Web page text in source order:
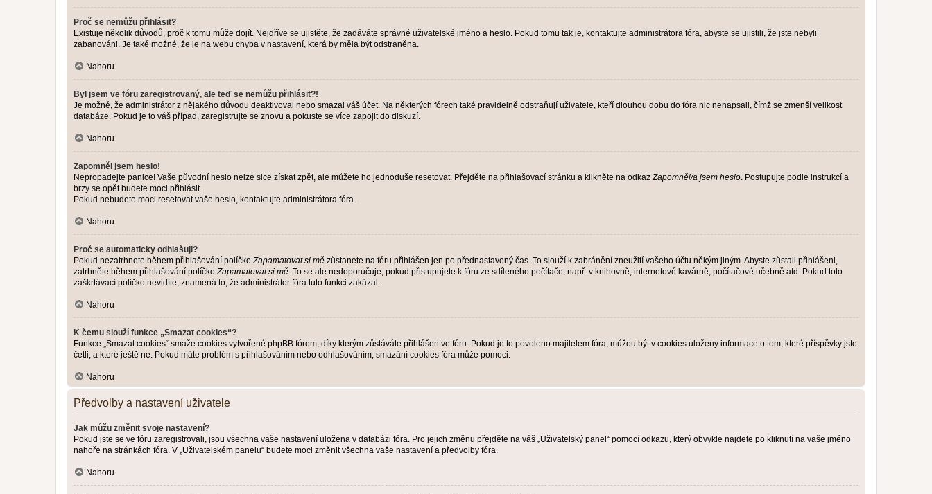
Proč se nemůžu přihlásit?
Existuje několik důvodů, proč k tomu může dojít. Nejdříve se ujistěte, že zadáváte správné uživatelské jméno a heslo. Pokud tomu tak je, kontaktujte administrátora fóra, abyste se ujistili, že jste nebyli
zabanováni. Je také možné, že je na webu chyba v nastavení, která by měla být odstraněna.
Nahoru
Byl jsem ve fóru zaregistrovaný, ale teď se nemůžu přihlásit?!
Je možné, že administrátor z nějakého důvodu deaktivoval nebo smazal váš účet. Na některých fórech také pravidelně odstraňují uživatele, kteří dlouhou dobu do fóra nic nenapsali, čímž se zmenší velikost
databáze. Pokud je to váš případ, zaregistrujte se znovu a pokuste se více zapojit do diskuzí.
Nahoru
Zapomněl jsem heslo!
Nepropadejte panice! Vaše původní heslo nelze sice získat zpět, ale můžete ho jednoduše resetovat. Přejděte na přihlašovací stránku a klikněte na odkazZapomněl/a jsem heslo. Postupujte podle instrukcí a
brzy se opět budete moci přihlásit.
Pokud nebudete moci resetovat vaše heslo, kontaktujte administrátora fóra.
Nahoru
Proč se automaticky odhlašuji?
Pokud nezatrhnete během přihlašování políčkoZapamatovat si mě zůstanete na fóru přihlášen jen po přednastavený čas. To slouží k zabránění zneužití vašeho účtu někým jiným. Abyste zůstali přihlášeni,
zatrhněte během přihlašování políčkoZapamatovat si mě. To se ale nedoporučuje, pokud přistupujete k fóru ze sdíleného počítače, např. v knihovně, internetové kavárně, počítačové učebně atd. Pokud toto
zaškrtávací políčko nevidíte, znamená to, že administrátor fóra tuto funkci zakázal.
Nahoru
K čemu slouží funkce „Smazat cookies“?
Funkce „Smazat cookies“ smaže cookies vytvořené phpBB fórem, díky kterým zůstáváte přihlášen ve fóru. Pokud je to povoleno majitelem fóra, můžou být v cookies uloženy informace o tom, které příspěvky jste
četli, a které ještě ne. Pokud máte problém s přihlašováním nebo odhlašováním, smazání cookies fóra může pomoci.
Nahoru
Předvolby a nastavení uživatele
Jak můžu změnit svoje nastavení?
Pokud jste se ve fóru zaregistrovali, jsou všechna vaše nastavení uložena v databázi fóra. Pro jejich změnu přejděte na váš „Uživatelský panel“ pomocí odkazu, který obvykle najdete po kliknutí na vaše jméno
nahoře na stránkách fóra. V „Uživatelském panelu“ budete moci změnit všechna vaše nastavení a předvolby fóra.
Nahoru